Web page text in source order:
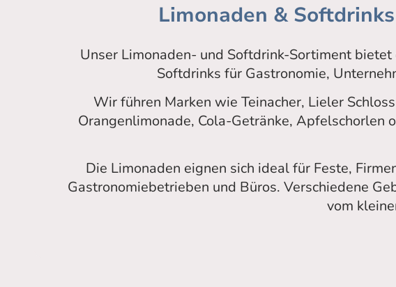
Limonaden &
Unser Limonaden- und Softdrink-Sortiment
Softdrinks für Gastronomie,
Wir führen Marken wie Teinacher, Lieler
Orangenlimonade, Cola-Getränke, Apfelschorlen
Die Limonaden eignen sich ideal für Feste,
Gastronomiebetrieben und Büros. Verschiedene
vom